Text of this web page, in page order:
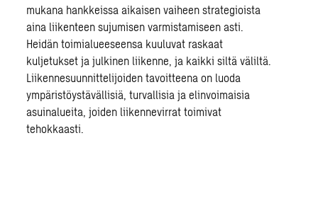
mukana hankkeissa aikaisen vaiheen strategioista
aina liikenteen sujumisen varmistamiseen asti.
Heidän toimialueeseensa kuuluvat raskaat
kuljetukset ja julkinen liikenne, ja kaikki siltä väliltä.
Liikennesuunnittelijoiden tavoitteena on luoda
ympäristöystävällisiä, turvallisia ja elinvoimaisia
asuinalueita, joiden liikennevirrat toimivat
tehokkaasti.